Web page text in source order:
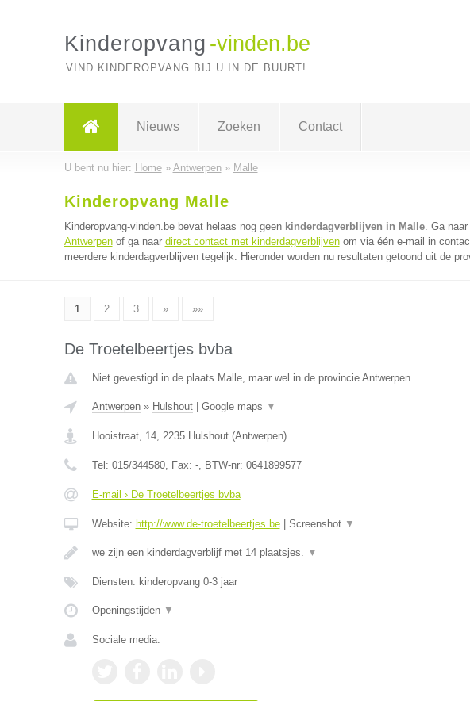
Kinderopvang -vinden.be
VIND KINDEROPVANG BIJ U IN DE BUURT!
Nieuws Zoeken Contact
U bent nu hier: Home» Antwerpen» Malle
Kinderopvang Malle
Kinderopvang-vinden.be bevat helaas nog geen kinderdagverblijven in Malle. Ga naar
Antwerpenof ga naar direct contact met kinderdagverblijvenom via één e-mail in
meerdere kinderdagverblijven tegelijk. Hieronder worden nu resultaten getoond uit de
1 2 3 » »»
De Troetelbeertjes bvba
Niet gevestigd in de plaats Malle, maar wel in de provincie Antwerpen.
Antwerpen» Hulshout| Google maps ▼
Hooistraat, 14, 2235 Hulshout(Antwerpen)
Tel: 015/344580, Fax: -, BTW-nr: 0641899577
E-mail › De Troetelbeertjes bvba
Website: http://www.de-troetelbeertjes.be| Screenshot ▼
we zijn een kinderdagverblijf met 14 plaatsjes. ▼
Diensten: kinderopvang 0-3 jaar
Openingstijden ▼
Sociale media: